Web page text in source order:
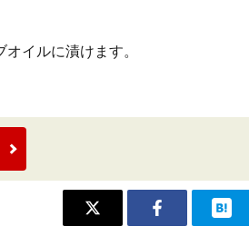
イルに漬けます。